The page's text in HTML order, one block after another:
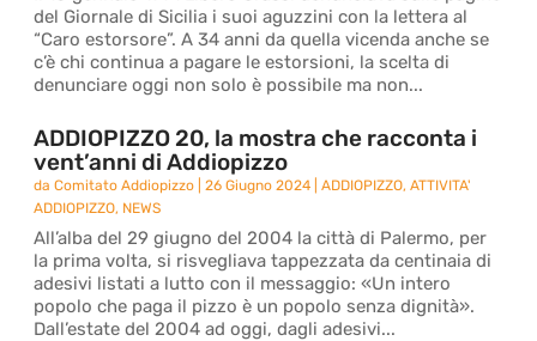
del Giornale di Sicilia i suoi aguzzini con la lettera al
“Caro estorsore”. A 34 anni da quella vicenda anche se
c’è chi continua a pagare le estorsioni, la scelta di
denunciare oggi non solo è possibile ma non...
ADDIOPIZZO 20, la mostra che racconta i
vent’anni di Addiopizzo
daComitato Addiopizzo |26 Giugno 2024 |ADDIOPIZZO,ATTIVITA'
ADDIOPIZZO, NEWS
All’alba del 29 giugno del 2004 la città di Palermo, per
la prima volta, si risvegliava tappezzata da centinaia di
adesivi listati a lutto con il messaggio: «Un intero
popolo che paga il pizzo è un popolo senza dignità».
Dall’estate del 2004 ad oggi, dagli adesivi...